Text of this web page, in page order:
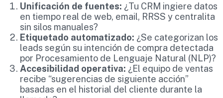
Unificación de fuentes: ¿Tu CRM ingiere datos
en tiempo real de web, email, RRSS y centralita
sin silos manuales?
Etiquetado automatizado: ¿Se categorizan los
leads según su intención de compra detectada
por Procesamiento de Lenguaje Natural (NLP)?
Accesibilidad operativa: ¿El equipo de ventas
recibe “sugerencias de siguiente acción”
basadas en el historial del cliente durante la